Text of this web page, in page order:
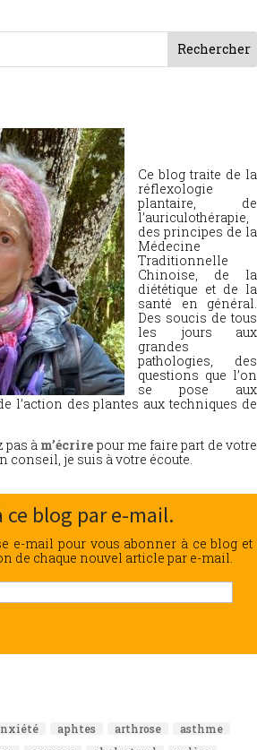
Ce blog traite de la
réflexologie
plantaire, de
l’auriculothérapie,
des principes de la
Médecine
Traditionnelle
Chinoise, de la
diététique et de la
santé en général.
Des soucis de tous
les jours aux
grandes
pathologies, des
questions que l’on
se pose aux
l’action des plantes aux techniques de
pas à m’écrire pour me faire part de votre
conseil, je suis à votre écoute.
ce blog par e-mail.
e-mail pour vous abonner à ce blog et
de chaque nouvel article par e-mail.
aphtes arthrose
asthme